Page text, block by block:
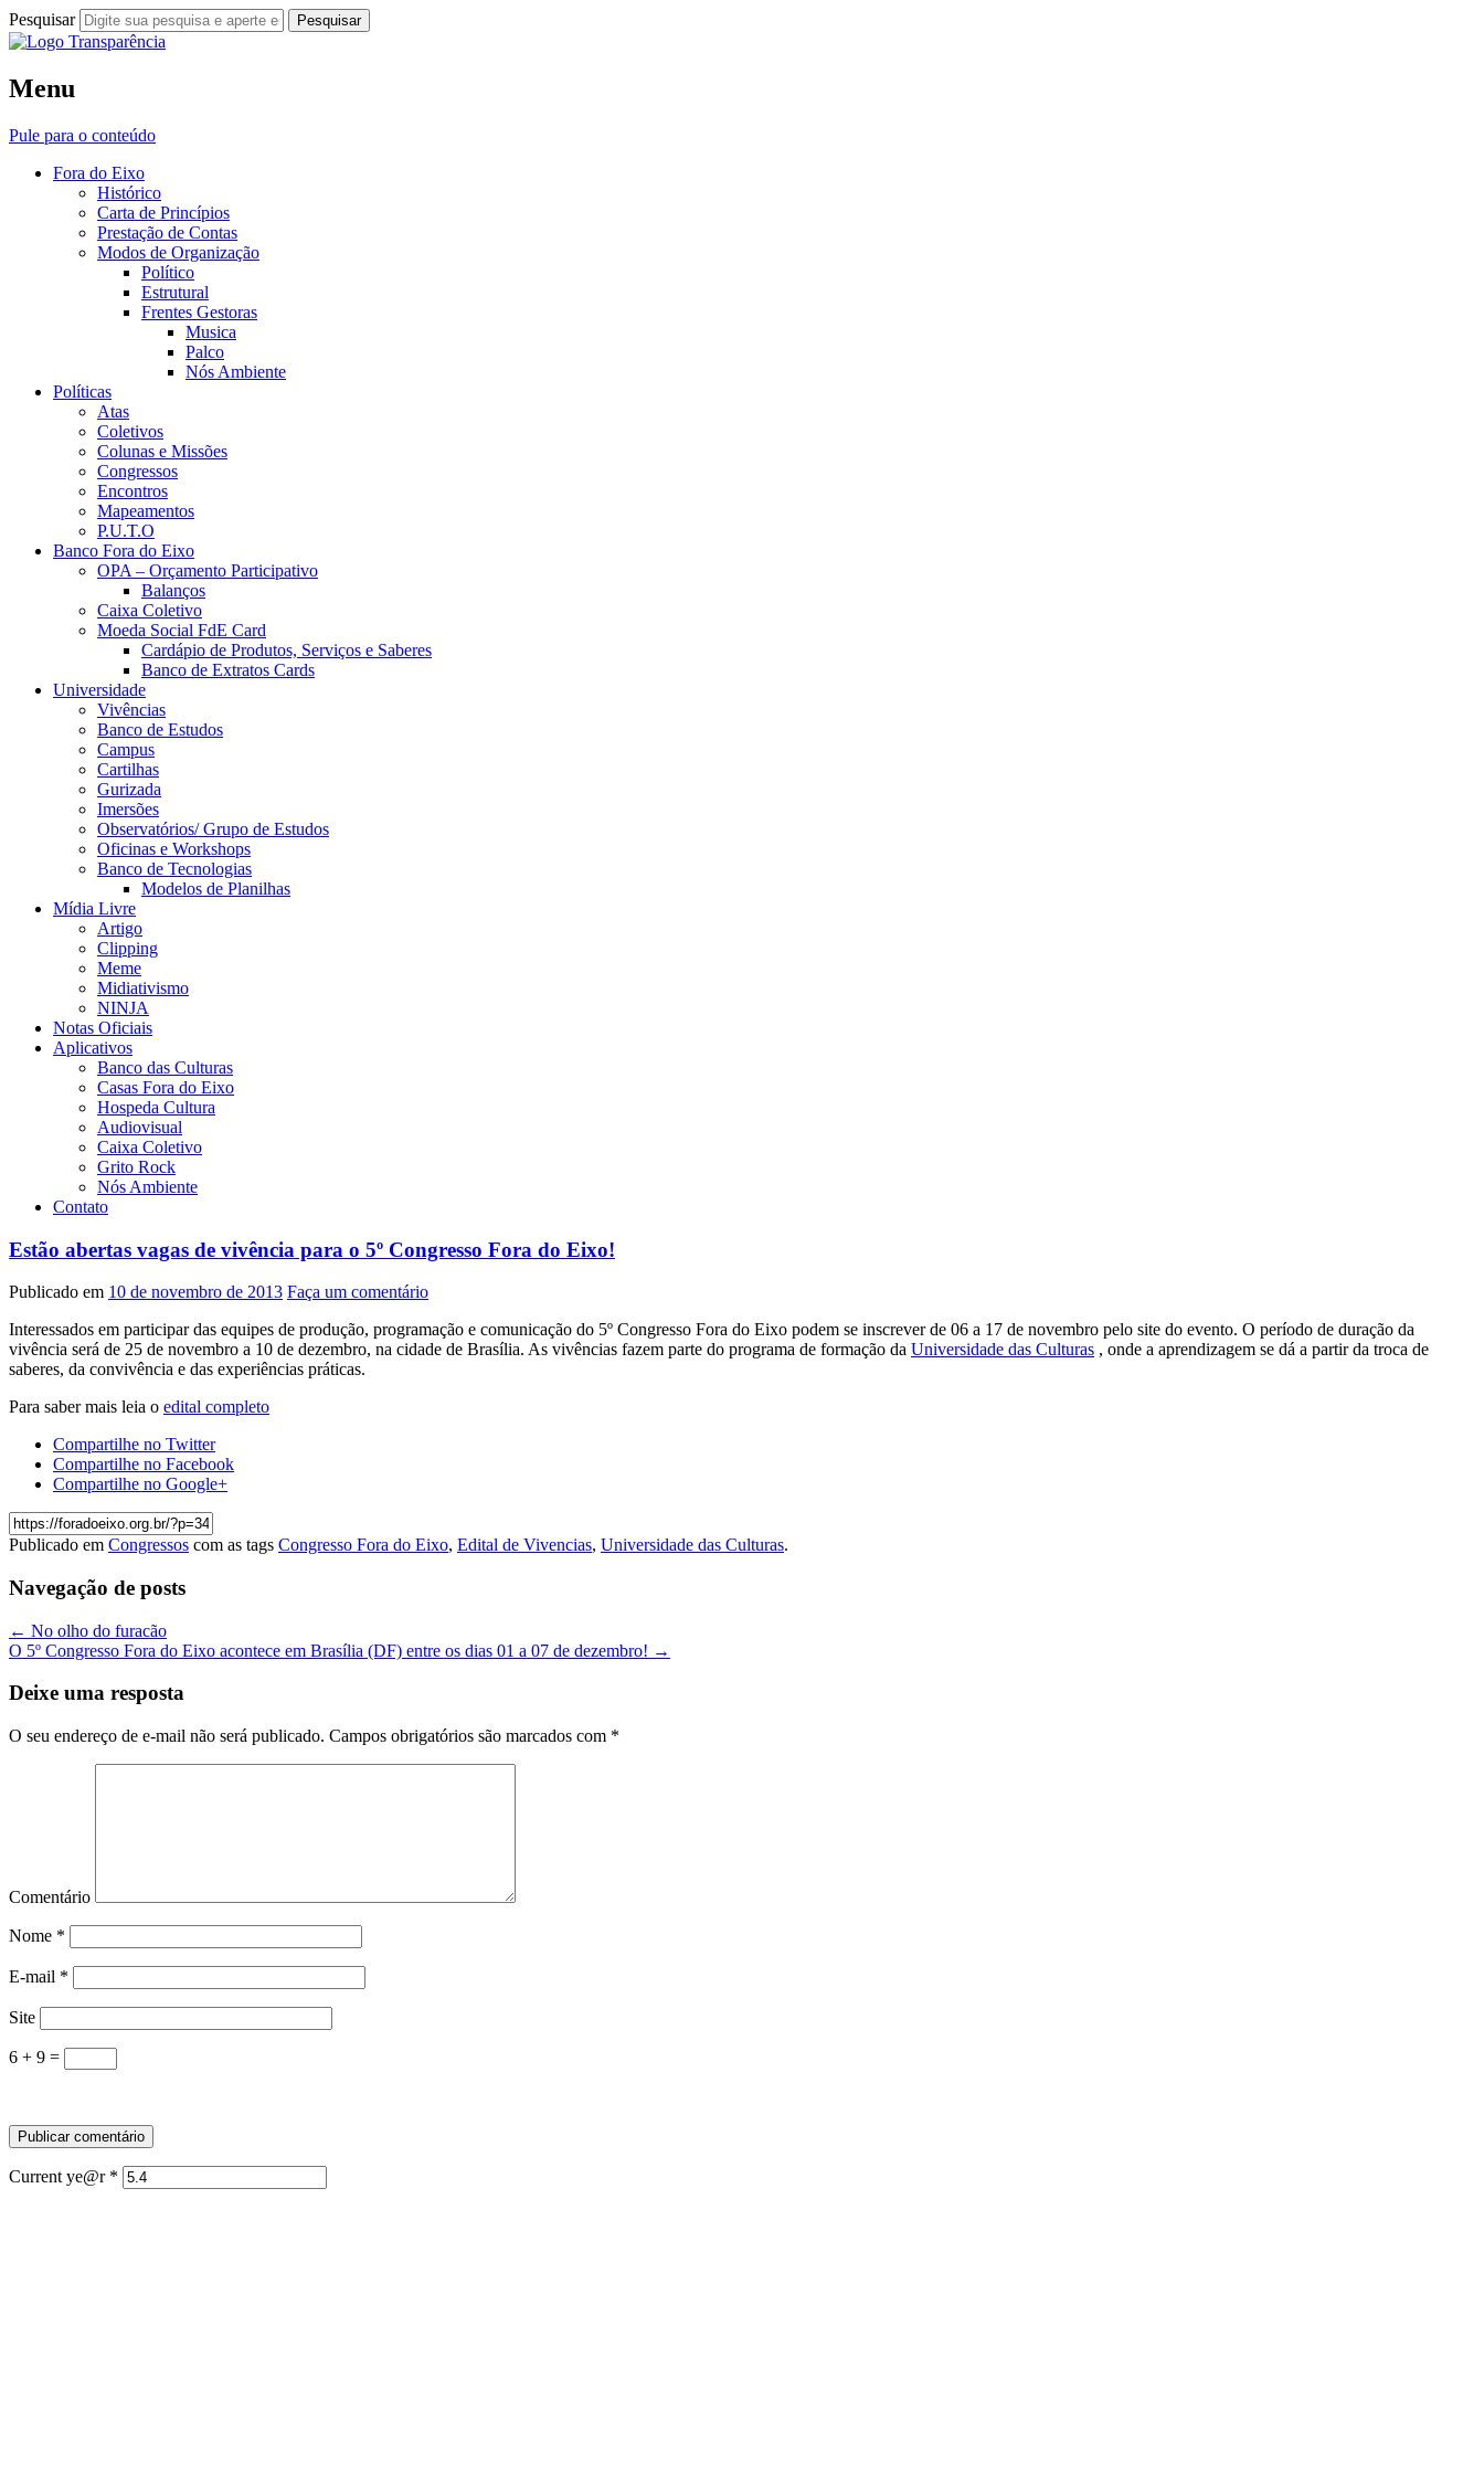
Pesquisar
Transparência
Fora do Eixo
Menu
Pule para o conteúdo
Fora do Eixo
Histórico
Carta de Princípios
Prestação de Contas
Modos de Organização
Político
Estrutural
Frentes Gestoras
Musica
Palco
Nós Ambiente
Políticas
Atas
Coletivos
Colunas e Missões
Congressos
Encontros
Mapeamentos
P.U.T.O
Banco Fora do Eixo
OPA – Orçamento Participativo
Balanços
Caixa Coletivo
Moeda Social FdE Card
Cardápio de Produtos, Serviços e Saberes
Banco de Extratos Cards
Universidade
Vivências
Banco de Estudos
Campus
Cartilhas
Gurizada
Imersões
Observatórios/ Grupo de Estudos
Oficinas e Workshops
Banco de Tecnologias
Modelos de Planilhas
Mídia Livre
Artigo
Clipping
Meme
Midiativismo
NINJA
Notas Oficiais
Aplicativos
Banco das Culturas
Casas Fora do Eixo
Hospeda Cultura
Audiovisual
Caixa Coletivo
Grito Rock
Nós Ambiente
Contato
Estão abertas vagas de vivência para o 5º Congresso Fora do Eixo!
Publicado em 10 de novembro de 2013 Faça um comentário
Interessados em participar das equipes de produção, programação e comunicação do 5º Congresso Fora do Eixo podem se inscrever de 06 a 17 de novembro pelo site do evento. O período de duração da
vivência será de 25 de novembro a 10 de dezembro, na cidade de Brasília. As vivências fazem parte do programa de formação da Universidade das Culturas , onde a aprendizagem se dá a partir da troca de
saberes, da convivência e das experiências práticas.
Para saber mais leia o edital completo
Compartilhe no Twitter
Compartilhe no Facebook
Compartilhe no Google+
Publicado em Congressos com as tags Congresso Fora do Eixo, Edital de Vivencias, Universidade das Culturas.
Navegação de posts
← No olho do furacão
O 5º Congresso Fora do Eixo acontece em Brasília (DF) entre os dias 01 a 07 de dezembro! →
Deixe uma resposta
O seu endereço de e-mail não será publicado. Campos obrigatórios são marcados com *
Comentário
Nome *
E-mail *
Site
6 + 9 =
Current ye@r *